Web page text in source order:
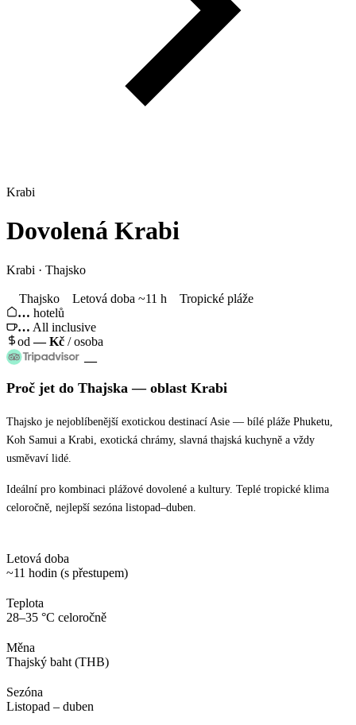
Krabi
Dovolená Krabi
Krabi · Thajsko
Thajsko Letová doba ~11 h
Tropické pláže
… hotelů
… All inclusive
od—Kč / osoba
—
Proč jet do Thajska — oblast Krabi
Thajsko je nejoblíbenější exotickou destinací Asie — bílé pláže Phuketu,
Koh Samui a Krabi, exotická chrámy, slavná thajská kuchyně a vždy
usměvaví lidé.
Ideální pro kombinaci plážové dovolené a kultury. Teplé tropické klima
celoročně, nejlepší sezóna listopad–duben.
Letová doba
~11 hodin (s přestupem)
Teplota
28–35 °C celoročně
Měna
Thajský baht (THB)
Sezóna
Listopad – duben